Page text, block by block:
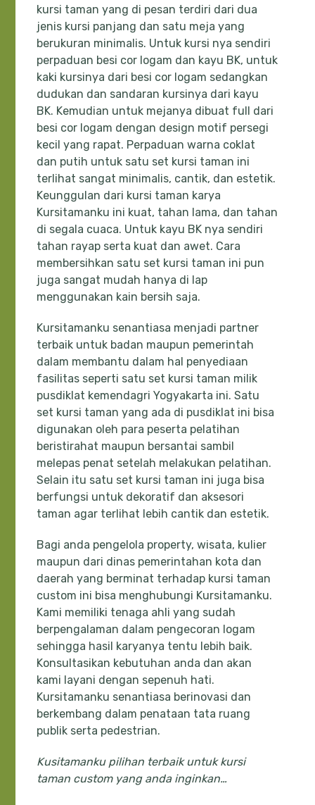
kursi taman yang di pesan terdiri dari dua
jenis kursi panjang dan satu meja yang
berukuran minimalis. Untuk kursi nya sendiri
perpaduan besi cor logam dan kayu BK, untuk
kaki kursinya dari besi cor logam sedangkan
dudukan dan sandaran kursinya dari kayu
BK. Kemudian untuk mejanya dibuat full dari
besi cor logam dengan design motif persegi
kecil yang rapat. Perpaduan warna coklat
dan putih untuk satu set kursi taman ini
terlihat sangat minimalis, cantik, dan estetik.
Keunggulan dari kursi taman karya
Kursitamanku ini kuat, tahan lama, dan tahan
di segala cuaca. Untuk kayu BK nya sendiri
tahan rayap serta kuat dan awet. Cara
membersihkan satu set kursi taman ini pun
juga sangat mudah hanya di lap
menggunakan kain bersih saja.
Kursitamanku senantiasa menjadi partner
terbaik untuk badan maupun pemerintah
dalam membantu dalam hal penyediaan
fasilitas seperti satu set kursi taman milik
pusdiklat kemendagri Yogyakarta ini. Satu
set kursi taman yang ada di pusdiklat ini bisa
digunakan oleh para peserta pelatihan
beristirahat maupun bersantai sambil
melepas penat setelah melakukan pelatihan.
Selain itu satu set kursi taman ini juga bisa
berfungsi untuk dekoratif dan aksesori
taman agar terlihat lebih cantik dan estetik.
Bagi anda pengelola property, wisata, kulier
maupun dari dinas pemerintahan kota dan
daerah yang berminat terhadap kursi taman
custom ini bisa menghubungi Kursitamanku.
Kami memiliki tenaga ahli yang sudah
berpengalaman dalam pengecoran logam
sehingga hasil karyanya tentu lebih baik.
Konsultasikan kebutuhan anda dan akan
kami layani dengan sepenuh hati.
Kursitamanku senantiasa berinovasi dan
berkembang dalam penataan tata ruang
publik serta pedestrian.
Kusitamanku pilihan terbaik untuk kursi
taman custom yang anda inginkan…